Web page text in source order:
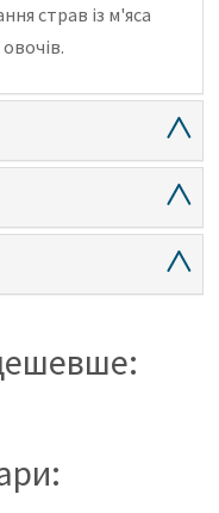
страв із м'яса